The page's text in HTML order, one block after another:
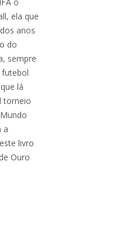
ela que
anos
do
sempre
lá
torneio
a
livro
Ouro